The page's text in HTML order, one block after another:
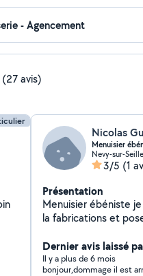
(27 avis)
Nicolas
Menuisier
Nevy-sur-
3/5 (1
Présentation
Menuisier ébéniste
la fabrications et pose de fenêtres,porte,
Dernier avis laissé
Il y a plus de 6 mois
bonjour,dommage il est